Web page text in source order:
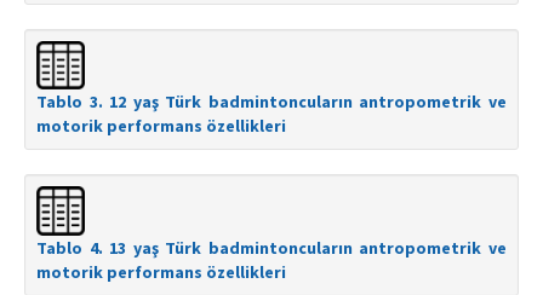
Tablo 3. 12 yaş Türk badmintoncuların antropometrik ve
motorik performans özellikleri
Tablo 4. 13 yaş Türk badmintoncuların antropometrik ve
motorik performans özellikleri